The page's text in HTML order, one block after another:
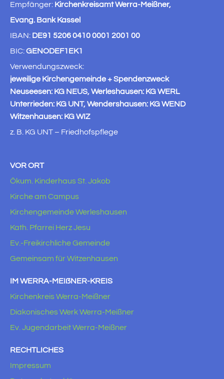
Empfänger: Kirchenkreisamt Werra-Meißner,
Evang. Bank Kassel
IBAN: DE91 5206 0410 0001 2001 00
BIC:GENODEF1EK1
Verwendungszweck:
jeweilige Kirchengemeinde + Spendenzweck
Neuseesen: KG NEUS, Werleshausen: KG WERL
Unterrieden: KG UNT, Wendershausen: KG WEND
Witzenhausen: KG WIZ
z. B. KG UNT – Friedhofspflege
VOR ORT
Ökum. Kinderhaus St. Jakob
Kirche am Campus
Kirchengemeinde Werleshausen
Kath. Pfarrei Herz Jesu
Ev.-Freikirchliche Gemeinde
Gemeinsam für Witzenhausen
IM WERRA-MEIẞNER-KREIS
Kirchenkreis Werra-Meißner
Diakonisches Werk Werra-Meißner
Ev. Jugendarbeit Werra-Meißner
RECHTLICHES
Impressum